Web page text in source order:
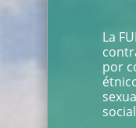
La
por